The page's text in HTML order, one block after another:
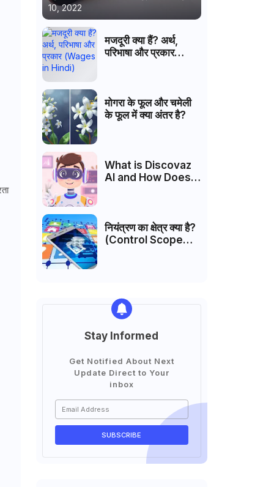
10, 2022
मजदूरी क्या हैं? अर्थ,
परिभाषा और प्रकार
मोगरा के फूल और चमेली
के फूल में क्या अंतर है?
What is Discovaz
AI and How Does It
नियंत्रण का क्षेत्र क्या है?
(Control Scope
Stay Informed
Get Notified About Next
Update Direct to Your
inbox